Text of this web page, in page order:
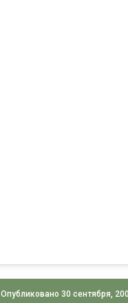
Опубликовано 30 сентября,